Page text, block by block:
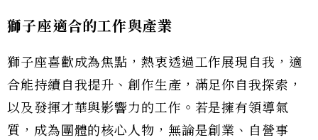
獅子座適合的工作與產業
獅子座喜歡成為焦點，熱衷透過工作展現自我，適
合能持續自我提升、創作生產，滿足你自我探索，
以及發揮才華與影響力的工作。若是擁有領導氣
質，成為團體的核心人物，無論是創業、自營事